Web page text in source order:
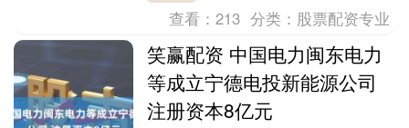
查看：213 分类： 股票配资专业
笑赢配资 中国电力闽东电力
等成立宁德电投新能源公司
注册资本8亿元